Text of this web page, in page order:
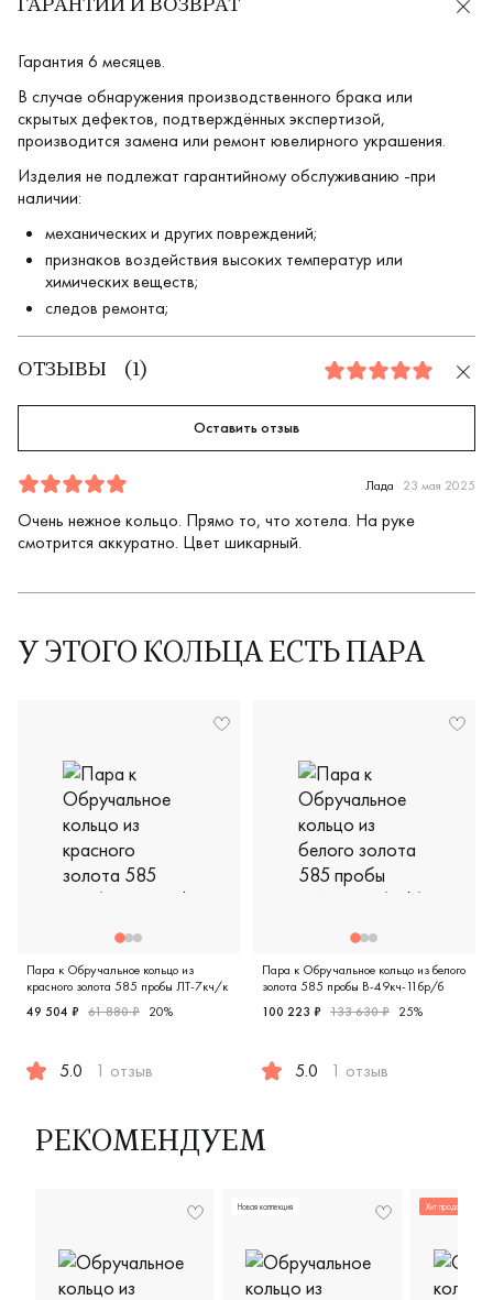
ГАРАНТИИ И ВОЗВРАТ
Гарантия 6 месяцев.
В случае обнаружения производственного брака или
скрытых дефектов, подтверждённых экспертизой,
производится замена или ремонт ювелирного украшения.
Изделия не подлежат гарантийному обслуживанию -при
наличии:
механических и других повреждений;
признаков воздействия высоких температур или
химических веществ;
следов ремонта;
ОТЗЫВЫ ( 1) 5.0
Оставить отзыв
Отзыв
1
5.0
5 Лада 23 мая 2025
Очень нежное кольцо. Прямо то, что хотела. На руке
смотрится аккуратно. Цвет шикарный.
У ЭТОГО КОЛЬЦА ЕСТЬ ПАРА
Пара к Обручальное кольцо из
красного золота 585 пробы ЛТ-7кч/к
49 504 ₽ 61 880 ₽ 20%
5.0 1 отзыв
Пара к Обручальное кольцо из белого
золота 585 пробы В-49кч-11бр/б
100 223 ₽ 133 630 ₽ 25%
5.0 1 отзыв
РЕКОМЕНДУЕМ
Новая коллекция Хит продаж